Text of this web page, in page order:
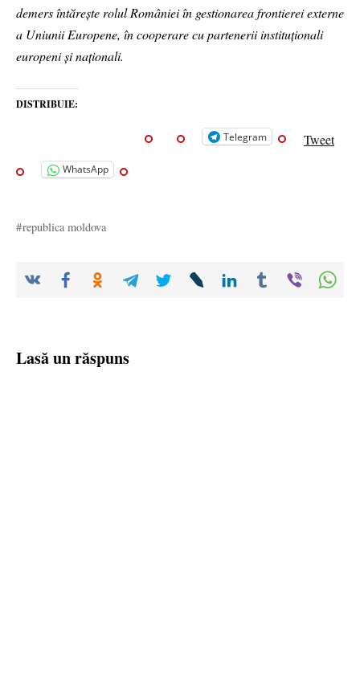
demers întărește rolul României în gestionarea frontierei externe
a Uniunii Europene, în cooperare cu partenerii instituționali
europeni și naționali.
DISTRIBUIE:
Telegram Tweet
WhatsApp
republica moldova
Lasă un răspuns